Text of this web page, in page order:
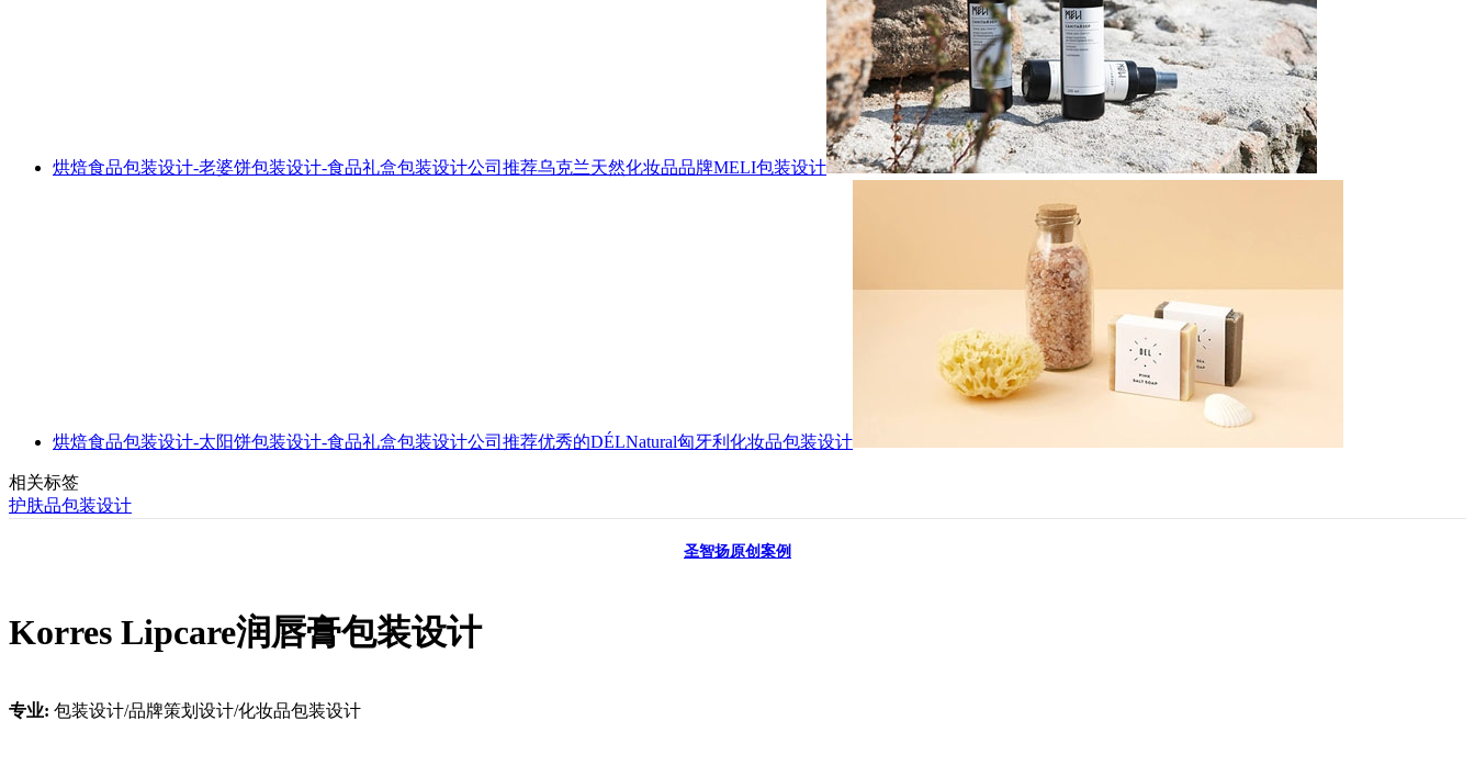
烘焙食品包装设计-老婆饼包装设计-食品礼盒包装设计公司推荐乌克兰天然化妆品品牌MELI包装设计
烘焙食品包装设计-太阳饼包装设计-食品礼盒包装设计公司推荐优秀的DÉLNatural匈牙利化妆品包装设计
相关标签
护肤品包装设计
圣智扬原创案例
Korres Lipcare润唇膏包装设计
专业: 包装设计/品牌策划设计/化妆品包装设计